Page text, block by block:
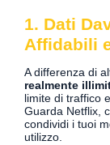
1. Dati
Affidabili
A differenza di
realmente
limite di traffico
Guarda Netflix,
condividi i tuoi
utilizzo.